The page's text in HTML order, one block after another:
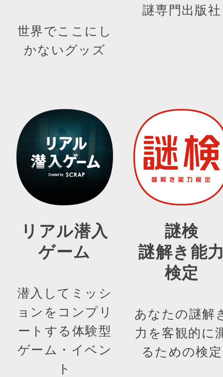
世界でここにし
かないグッズ
謎専門出版社
リアル潜入
ゲーム
潜入してミッシ
ョンをコンプリ
ートする体験型
ゲーム・イベン
ト
謎検
謎解き能
検定
あなたの謎解
力を客観的に
るための検定